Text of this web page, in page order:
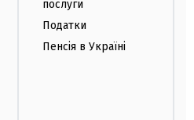
послуги
Податки
Пенсія в Україні